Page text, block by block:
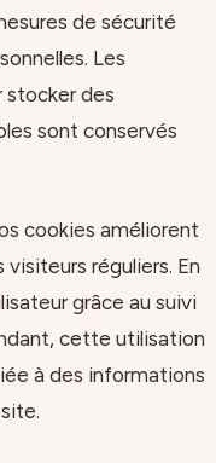
de sécurité
Les
stocker des
sont conservés
cookies améliorent
réguliers. En
grâce au suivi
cette utilisation
à des informations